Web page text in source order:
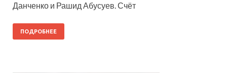
Данченко и Рашид Абусуев. Счёт
ПОДРОБНЕЕ